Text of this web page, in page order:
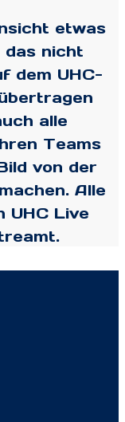
etwas
das nicht
dem UHC-
alle
Teams
von der
Alle
UHC Live